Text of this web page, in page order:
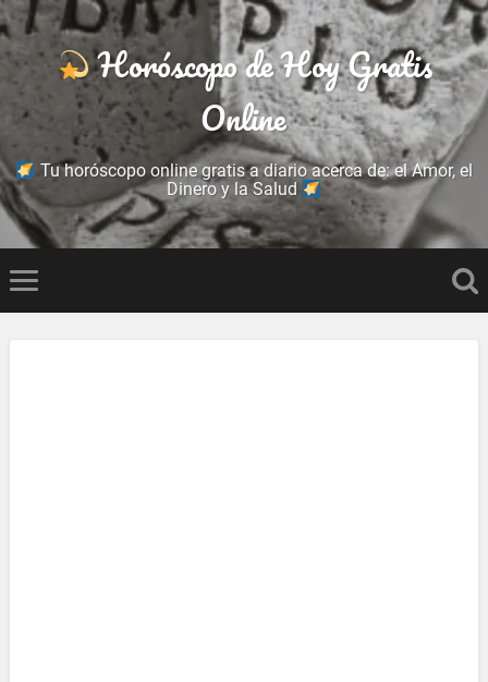
Horóscopo de Hoy Gratis
Online
Tu horóscopo online gratis a diario acerca de: el Amor, el
Dinero y la Salud